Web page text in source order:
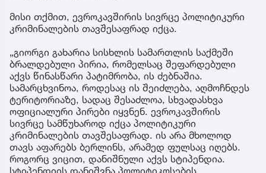
მისი თქმით, ევროკავშირის სივრცე პოლიტიკური
კრიმინალების თავშესაფრად იქცა.
„გიორგი გახარია სისხლის სამართლის საქმეში
ბრალდებული პირია, რომელსაც შეფარდებული
აქვს წინასწარი პატიმრობა, ის ძებნაშია.
სამარცხვინოა, როდესაც ის შეიძლება, აღმოჩნდეს
ტერიტორიაზე, სადაც შესაძლოა, სხვადასხვა
ოფიციალური პირები იყვნენ. ევროკავშირის
სივრცე სამწუხაროდ იქცა პოლიტიკური
კრიმინალების თავშესაფრად. ის არა მხოლოდ
თავს აფარებს ბერლინს, არამედ ფულსაც იღებს.
როგორც ვიცით, დანიშნული აქვს სტიპენდია.